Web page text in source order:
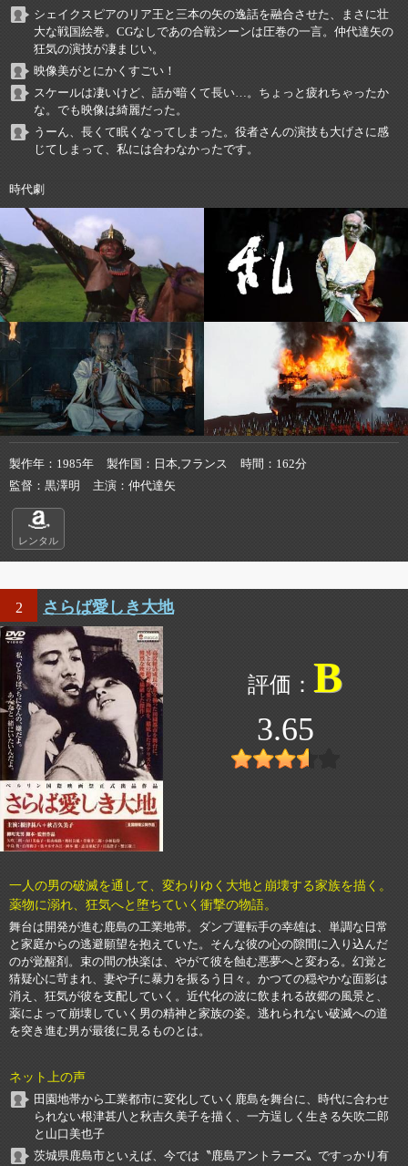
シェイクスピアのリア王と三本の矢の逸話を融合させた、まさに壮
大な戦国絵巻。CGなしであの合戦シーンは圧巻の一言。仲代達矢の
狂気の演技が凄まじい。
映像美がとにかくすごい！
スケールは凄いけど、話が暗くて長い…。ちょっと疲れちゃったか
な。でも映像は綺麗だった。
うーん、長くて眠くなってしまった。役者さんの演技も大げさに感
じてしまって、私には合わなかったです。
時代劇
製作年 1985年 製作国 日本,フランス 時間
162分
監督
黒澤明 主演 仲代達矢
レンタル
2 さらば愛しき大地
B
3.65
一人の男の破滅を通して、変わりゆく大地と崩壊する家族を描く。
薬物に溺れ、狂気へと堕ちていく衝撃の物語。
舞台は開発が進む鹿島の工業地帯。ダンプ運転手の幸雄は、単調な日常
と家庭からの逃避願望を抱えていた。そんな彼の心の隙間に入り込んだ
のが覚醒剤。束の間の快楽は、やがて彼を蝕む悪夢へと変わる。幻覚と
猜疑心に苛まれ、妻や子に暴力を振るう日々。かつての穏やかな面影は
消え、狂気が彼を支配していく。近代化の波に飲まれる故郷の風景と、
薬によって崩壊していく男の精神と家族の姿。逃れられない破滅への道
を突き進む男が最後に見るものとは。
ネット上の声
田園地帯から工業都市に変化していく鹿島を舞台に、時代に合わせ
られない根津甚八と秋吉久美子を描く、一方逞しく生きる矢吹二郎
と山口美也子
茨城県鹿島市といえば、今では〝鹿島アントラーズ〟ですっかり有